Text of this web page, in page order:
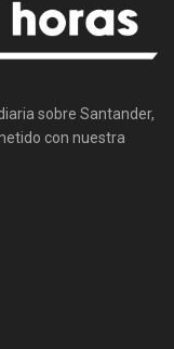
sobre Santander,
con nuestra